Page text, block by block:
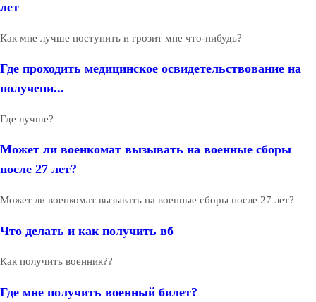
лет
Как мне лучше поступить и грозит мне что-нибудь?
Где проходить медицинское освидетельствование на
получени...
Где лучше?
Может ли военкомат вызывать на военные сборы
после 27 лет?
Может ли военкомат вызывать на военные сборы после 27 лет?
Что делать и как получить вб
Как получить военник??
Где мне получить военный билет?